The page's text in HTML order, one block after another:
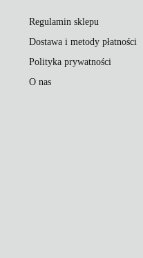
Regulamin sklepu
Dostawa i metody płatności
Polityka prywatności
O nas